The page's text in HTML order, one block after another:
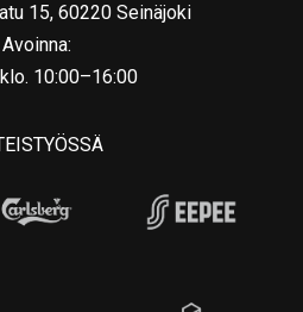
15, 60220 Seinäjoki
Avoinna:
10:00–16:00